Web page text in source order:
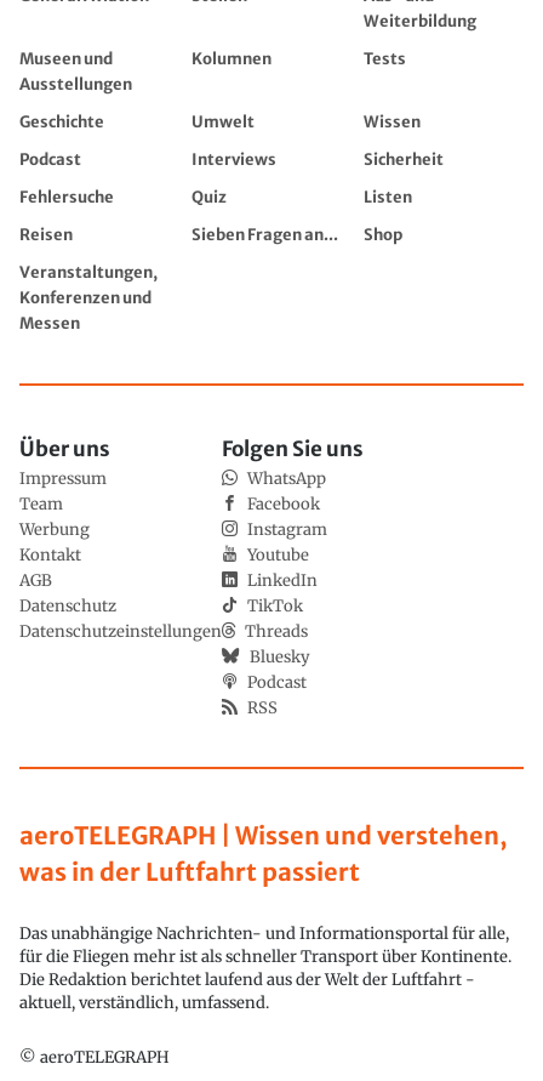
Weiterbildung
Museen und
Ausstellungen
Kolumnen Tests
Geschichte Umwelt
Wissen
Podcast
Interviews
Sicherheit
Fehlersuche
Quiz
Listen
Reisen
Sieben Fragen an...
Shop
Veranstaltungen,
Konferenzen und
Messen
aeroTELEGRAPH | Wissen und verstehen,
was in der Luftfahrt passiert
Das unabhängige Nachrichten- und Informationsportal für alle,
für die Fliegen mehr ist als schneller Transport über Kontinente.
Die Redaktion berichtet laufend aus der Welt der Luftfahrt -
aktuell, verständlich, umfassend.
© aeroTELEGRAPH
Über uns
Impressum
Team
Werbung
Kontakt
AGB
Datenschutz
Datenschutzeinstellungen
Folgen Sie uns
WhatsApp
Facebook
Instagram
Youtube
LinkedIn
TikTok
Threads
Bluesky
Podcast
RSS